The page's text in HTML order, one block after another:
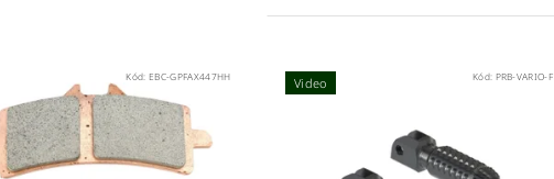
Kód: EBC-GPFAX447HH Video Kód: PRB-VARIO-F